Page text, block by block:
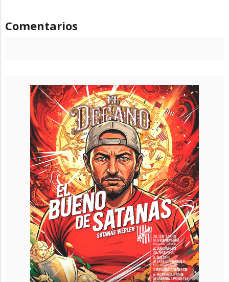
Comentarios